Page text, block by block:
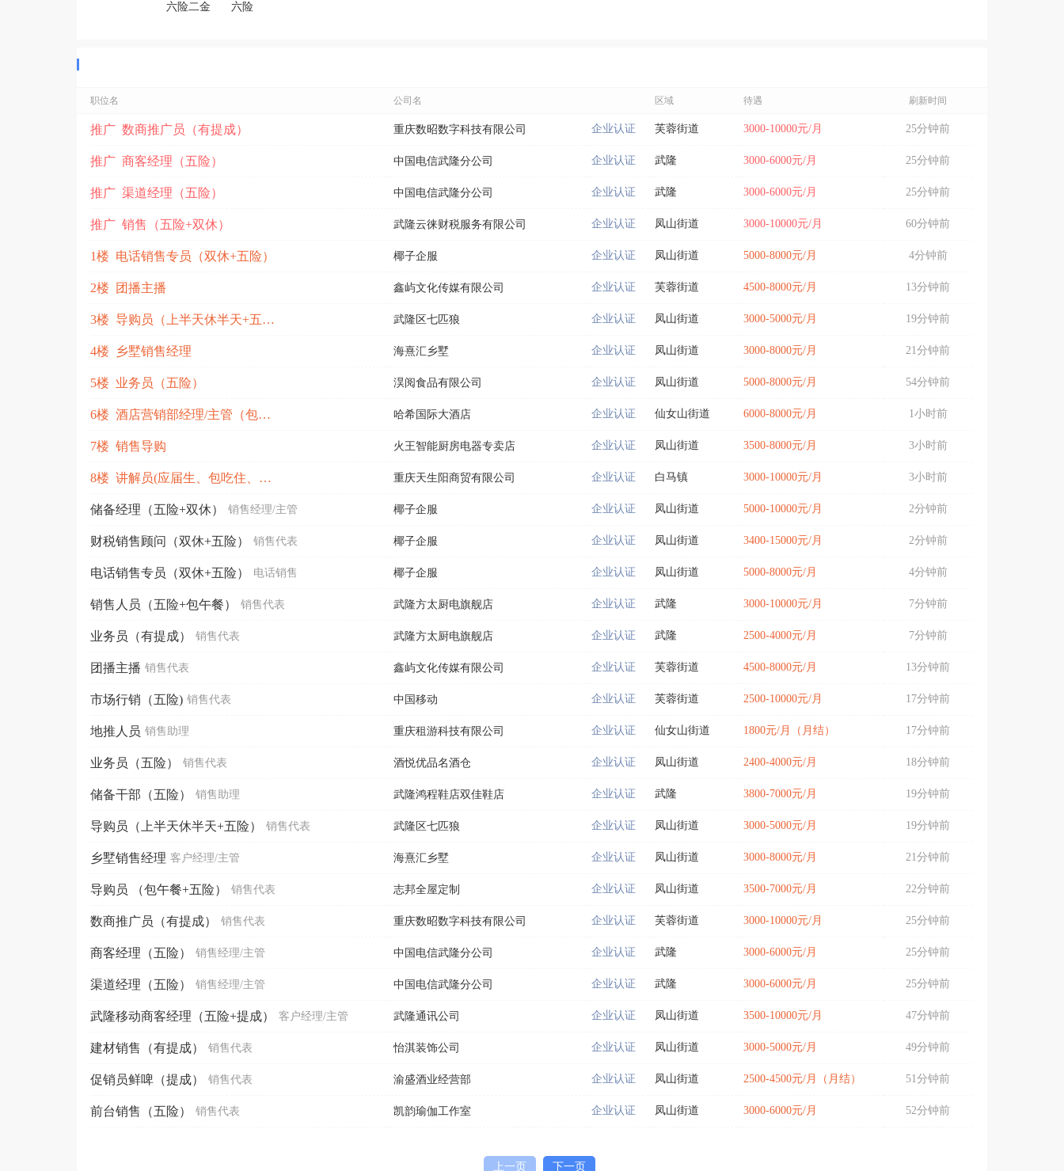
六险二金 六险
职位名 公司名 区域 待遇 刷新时间
推广 数商推广员（有提成） 重庆数昭数字科技有限公司 企业认证 芙蓉街道 3000-10000元/月 25分钟前
推广 商客经理（五险） 中国电信武隆分公司 企业认证 武隆 3000-6000元/月 25分钟前
推广 渠道经理（五险） 中国电信武隆分公司 企业认证 武隆 3000-6000元/月 25分钟前
推广 销售（五险+双休） 武隆云徕财税服务有限公司 企业认证 凤山街道 3000-10000元/月 60分钟前
1楼 电话销售专员（双休+五险） 椰子企服 企业认证 凤山街道 5000-8000元/月 4分钟前
2楼 团播主播 鑫屿文化传媒有限公司 企业认证 芙蓉街道 4500-8000元/月 13分钟前
3楼 导购员（上半天休半天+五险） 武隆区七匹狼 企业认证 凤山街道 3000-5000元/月 19分钟前
4楼 乡墅销售经理 海熹汇乡墅 企业认证 凤山街道 3000-8000元/月 21分钟前
5楼 业务员（五险） 淏阅食品有限公司 企业认证 凤山街道 5000-8000元/月 54分钟前
6楼 酒店营销部经理/主管（包吃住、五险） 哈希国际大酒店 企业认证 仙女山街道 6000-8000元/月 1小时前
7楼 销售导购 火王智能厨房电器专卖店 企业认证 凤山街道 3500-8000元/月 3小时前
8楼 讲解员(应届生、包吃住、白马镇) 重庆天生阳商贸有限公司 企业认证 白马镇 3000-10000元/月 3小时前
储备经理（五险+双休） 销售经理/主管 椰子企服 企业认证 凤山街道 5000-10000元/月 2分钟前
财税销售顾问（双休+五险） 销售代表 椰子企服 企业认证 凤山街道 3400-15000元/月 2分钟前
电话销售专员（双休+五险） 电话销售 椰子企服 企业认证 凤山街道 5000-8000元/月 4分钟前
销售人员（五险+包午餐） 销售代表 武隆方太厨电旗舰店 企业认证 武隆 3000-10000元/月 7分钟前
业务员（有提成） 销售代表 武隆方太厨电旗舰店 企业认证 武隆 2500-4000元/月 7分钟前
团播主播 销售代表 鑫屿文化传媒有限公司 企业认证 芙蓉街道 4500-8000元/月 13分钟前
市场行销（五险) 销售代表 中国移动 企业认证 芙蓉街道 2500-10000元/月 17分钟前
地推人员 销售助理 重庆租游科技有限公司 企业认证 仙女山街道 1800元/月（月结） 17分钟前
业务员（五险） 销售代表 酒悦优品名酒仓 企业认证 凤山街道 2400-4000元/月 18分钟前
储备干部（五险） 销售助理 武隆鸿程鞋店双佳鞋店 企业认证 武隆 3800-7000元/月 19分钟前
导购员（上半天休半天+五险） 销售代表 武隆区七匹狼 企业认证 凤山街道 3000-5000元/月 19分钟前
乡墅销售经理 客户经理/主管 海熹汇乡墅 企业认证 凤山街道 3000-8000元/月 21分钟前
导购员 （包午餐+五险） 销售代表 志邦全屋定制 企业认证 凤山街道 3500-7000元/月 22分钟前
数商推广员（有提成） 销售代表 重庆数昭数字科技有限公司 企业认证 芙蓉街道 3000-10000元/月 25分钟前
商客经理（五险） 销售经理/主管 中国电信武隆分公司 企业认证 武隆 3000-6000元/月 25分钟前
渠道经理（五险） 销售经理/主管 中国电信武隆分公司 企业认证 武隆 3000-6000元/月 25分钟前
武隆移动商客经理（五险+提成） 客户经理/主管 武隆通讯公司 企业认证 凤山街道 3500-10000元/月 47分钟前
建材销售（有提成） 销售代表 怡淇装饰公司 企业认证 凤山街道 3000-5000元/月 49分钟前
促销员鲜啤（提成） 销售代表 渝盛酒业经营部 企业认证 凤山街道 2500-4500元/月（月结） 51分钟前
前台销售（五险） 销售代表 凯韵瑜伽工作室 企业认证 凤山街道 3000-6000元/月 52分钟前
上一页 下一页